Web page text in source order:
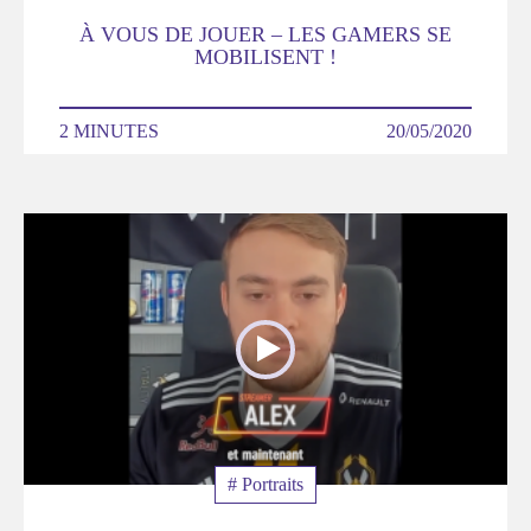
À VOUS DE JOUER – LES GAMERS SE
MOBILISENT !
DURÉE
2 MINUTES DATE
20/05/2020
Thématique
# Portraits